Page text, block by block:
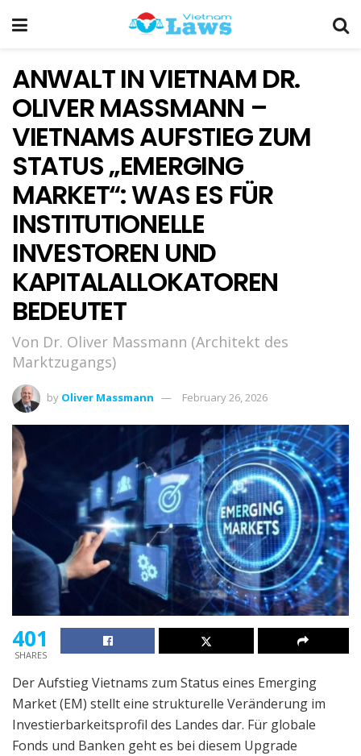
ANWALT IN VIETNAM DR.
OLIVER MASSMANN –
VIETNAMS AUFSTIEG ZUM
STATUS „EMERGING
MARKET“: WAS ES FÜR
INSTITUTIONELLE
INVESTOREN UND
KAPITALALLOKATOREN
BEDEUTET
Von Dr. Oliver Massmann (Architekt des
Marktzugangs)
by Oliver Massmann February 26, 2026
401
SHARES
Der Aufstieg Vietnams zum Status eines Emerging
Market (EM) stellt eine strukturelle Veränderung im
Investierbarkeitsprofil des Landes dar. Für globale
Fonds und Banken geht es bei diesem Upgrade